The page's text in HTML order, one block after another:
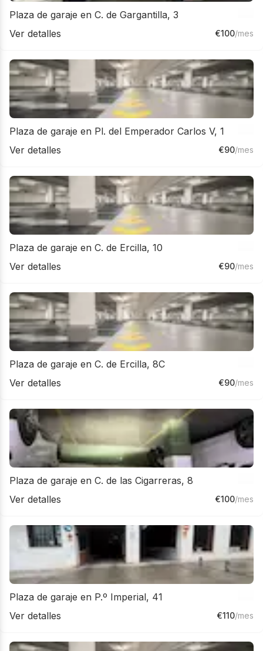
Plaza de garaje en C. de Gargantilla, 3
Ver detalles
€100/mes
Plaza de garaje en Pl. del Emperador Carlos V, 1
Ver detalles
€90/mes
Plaza de garaje en C. de Ercilla, 10
Ver detalles
€90/mes
Plaza de garaje en C. de Ercilla, 8C
Ver detalles
€90/mes
Plaza de garaje en C. de las Cigarreras, 8
Ver detalles
€100/mes
Plaza de garaje en P.º Imperial, 41
Ver detalles
€110/mes